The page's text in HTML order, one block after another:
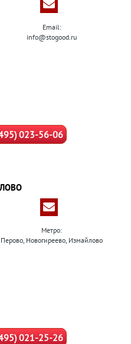
Email:
info@stogood.ru
023-56-06
Метро:
Перово, Новогиреево, Измайлово
021-25-26